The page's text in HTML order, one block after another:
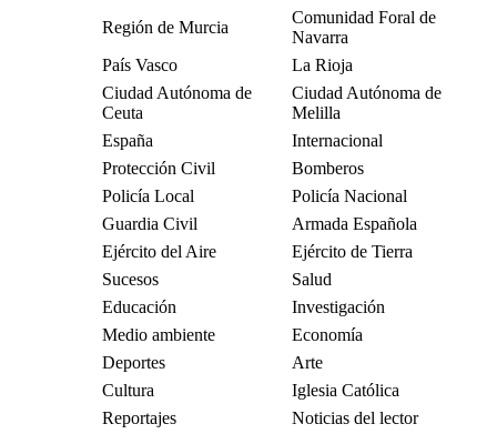
Región de Murcia
Comunidad Foral de
Navarra
País Vasco
La Rioja
Ciudad Autónoma de
Ceuta
Ciudad Autónoma de
Melilla
España
Internacional
Protección Civil
Bomberos
Policía Local
Policía Nacional
Guardia Civil
Armada Española
Ejército del Aire
Ejército de Tierra
Sucesos
Salud
Educación
Investigación
Medio ambiente
Economía
Deportes
Arte
Cultura
Iglesia Católica
Reportajes
Noticias del lector